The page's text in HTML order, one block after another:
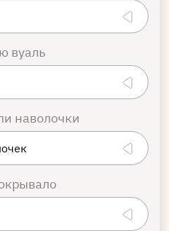
вуаль
наволочки